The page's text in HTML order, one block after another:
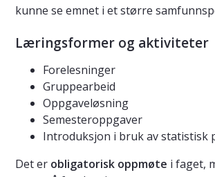
kunne se emnet i et større
Læringsformer og aktiviteter
Forelesninger
Gruppearbeid
Oppgaveløsning
Semesteroppgaver
Introduksjon i bruk av statistisk
Det er obligatorisk oppmøte i faget,